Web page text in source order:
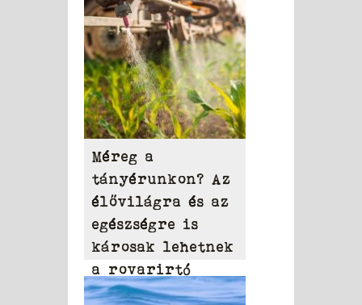
Méreg a
tányérunkon? Az
élővilágra és az
egészségre is
károsak lehetnek
a rovarirtó
szerek